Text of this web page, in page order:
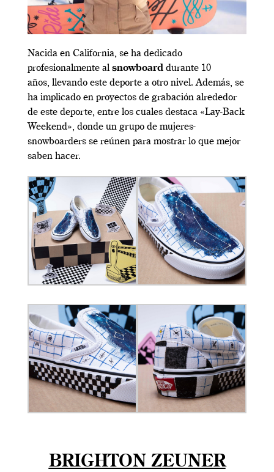
Nacida en California, se ha dedicado
profesionalmente al snowboard durante 10
años, llevando este deporte a otro nivel. Además, se
ha implicado en proyectos de grabación alrededor
de este deporte, entre los cuales destaca «Lay-Back
Weekend», donde un grupo de mujeres-
snowboarders se reúnen para mostrar lo que mejor
saben hacer.
BRIGHTON ZEUNER